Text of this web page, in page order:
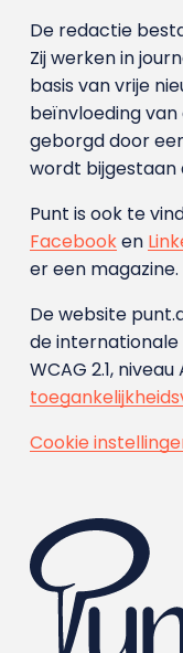
De redactie
Zij werken in
basis van vrije
beïnvloeding van
geborgd door
wordt bijgestaan
Punt is ook te
Facebooken
er een magazine.
De website
de
WCAG 2.1,
Cookie